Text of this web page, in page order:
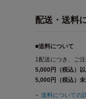
配送・送料
■送料について
1配送につき、ご
5,000円（税込）以
5,000円（税込）未
送料についての